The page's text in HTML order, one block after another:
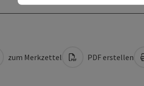
zum Merkzettel PDF erstellen